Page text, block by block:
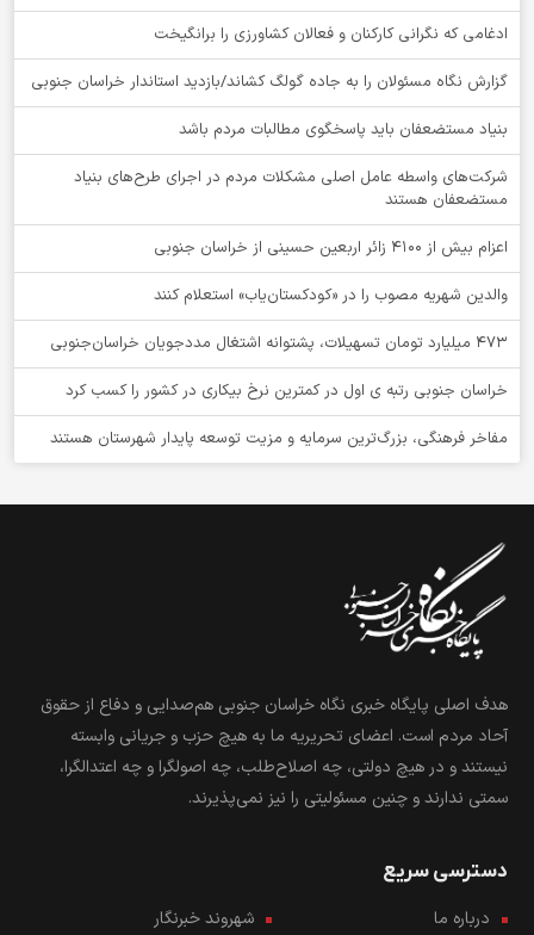
ادغامی که نگرانی کارکنان و فعالان کشاورزی را برانگیخت
گزارش نگاه مسئولان را به جاده گولگ کشاند/بازدید استاندار خراسان جنوبی
بنیاد مستضعفان باید پاسخگوی مطالبات مردم باشد
شرکت‌های واسطه عامل اصلی مشکلات مردم در اجرای طرح‌های بنیاد
مستضعفان هستند
اعزام بیش از 4100 زائر اربعین حسینی از خراسان جنوبی
والدین شهریه مصوب را در «کودکستان‌یاب» استعلام کنند
۴۷۳ میلیارد تومان تسهیلات، پشتوانه اشتغال مددجویان خراسان‌جنوبی
خراسان جنوبی رتبه ی اول در کمترین نرخ بیکاری در کشور را کسب کرد
مفاخر فرهنگی، بزرگ‌ترین سرمایه و مزیت توسعه پایدار شهرستان هستند
هدف اصلی پایگاه خبری نگاه خراسان جنوبی هم‌صدایی و دفاع از حقوق
آحاد مردم است. اعضای تحریریه ما به هیچ حزب و جریانی وابسته
نیستند و در هیچ دولتی، چه اصلاح‌طلب، چه اصولگرا و چه اعتدالگرا،
سمتی ندارند و چنین مسئولیتی را نیز نمی‌پذیرند.
دسترسی سریع
درباره ما شهروند خبرنگار